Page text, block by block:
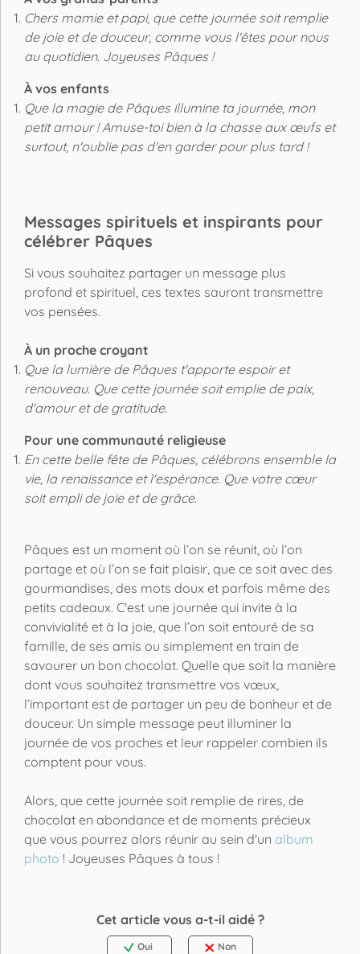
Chers mamie et papi, que cette journée soit remplie
de joie et de douceur, comme vous l'êtes pour nous
au quotidien. Joyeuses Pâques !
À vos enfants
Que la magie de Pâques illumine ta journée, mon
petit amour ! Amuse-toi bien à la chasse aux œufs et
surtout, n'oublie pas d'en garder pour plus tard !
Messages spirituels et inspirants pour
célébrer Pâques
Si vous souhaitez partager un message plus
profond et spirituel, ces textes sauront transmettre
vos pensées.
À un proche croyant
Que la lumière de Pâques t'apporte espoir et
renouveau. Que cette journée soit emplie de paix,
d'amour et de gratitude.
Pour une communauté religieuse
En cette belle fête de Pâques, célébrons ensemble la
vie, la renaissance et l'espérance. Que votre cœur
soit empli de joie et de grâce.
Pâques est un moment où l’on se réunit, où l’on
partage et où l’on se fait plaisir, que ce soit avec des
gourmandises, des mots doux et parfois même des
petits cadeaux. C'est une journée qui invite à la
convivialité et à la joie, que l’on soit entouré de sa
famille, de ses amis ou simplement en train de
savourer un bon chocolat. Quelle que soit la manière
dont vous souhaitez transmettre vos vœux,
l’important est de partager un peu de bonheur et de
douceur. Un simple message peut illuminer la
journée de vos proches et leur rappeler combien ils
comptent pour vous.
Alors, que cette journée soit remplie de rires, de
chocolat en abondance et de moments précieux
que vous pourrez alors réunir au sein d'un album
photo ! Joyeuses Pâques à tous !
Cet article vous a-t-il aidé ?
Oui Non